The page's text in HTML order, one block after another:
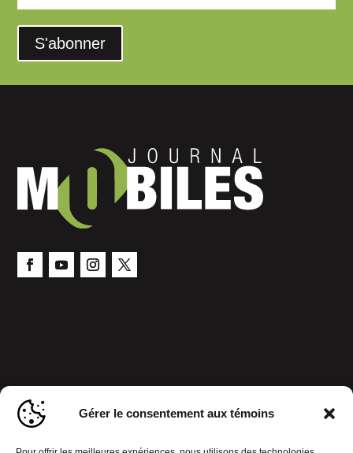
Gérer le consentement aux témoins
S'abonner